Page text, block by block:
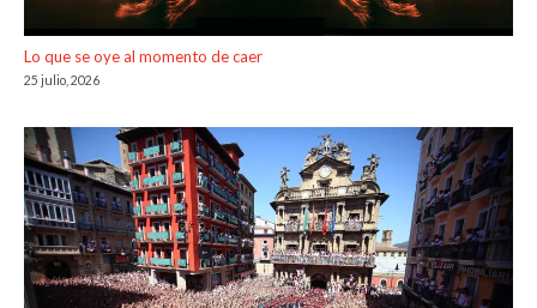
Lo que se oye al momento de caer
25 julio, 2026